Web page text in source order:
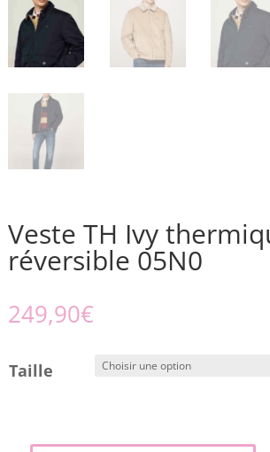
Veste TH Ivy
réversible 05N0
249,90€
Taille